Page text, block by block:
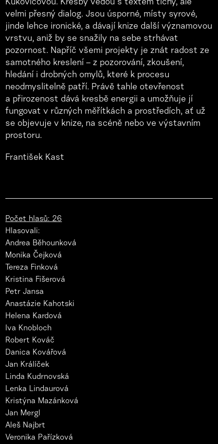
Kukovičovou. Kresby vedou s textem tichý, ale
velmi přesný dialog. Jsou úsporné, místy syrové,
jinde lehce ironické, a dávají knize další významovou
vrstvu, aniž by se snažily na sebe strhávat
pozornost. Napříč všemi projekty je znát radost ze
samotného kreslení – z pozorování, zkoušení,
hledání i drobných omylů, které k procesu
neodmyslitelně patří. Právě tahle otevřenost
a přirozenost dává kresbě energii a umožňuje jí
fungovat v různých měřítkách a prostředích, ať už
se objevuje v knize, na scéně nebo ve výstavním
prostoru.
František Kast
Počet hlasů: 26
Hlasovali:
Andrea Běhounková
Monika Čejková
Tereza Finková
Kristina Fišerová
Petr Jansa
Anastázie Kahotski
Helena Kardová
Iva Knobloch
Robert Kováč
Danica Kovářová
Jan Králíček
Linda Kudrnovská
Lenka Lindaurová
Kristýna Mazánková
Jan Mergl
Aleš Najbrt
Veronika Pařízková